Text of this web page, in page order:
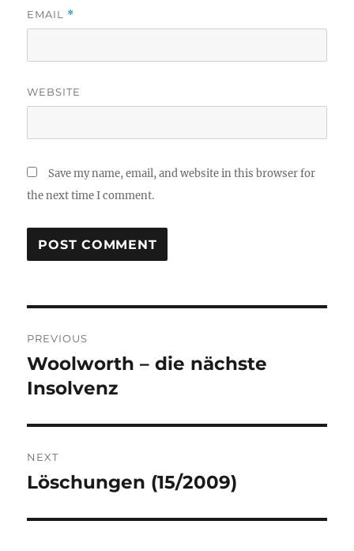
EMAIL *
WEBSITE
Save my name, email, and website in this browser for
the next time I comment.
navigation
PREVIOUS
Previous
post:
Woolworth – die nächste
Insolvenz
NEXT
Next
Löschungen (15/2009)